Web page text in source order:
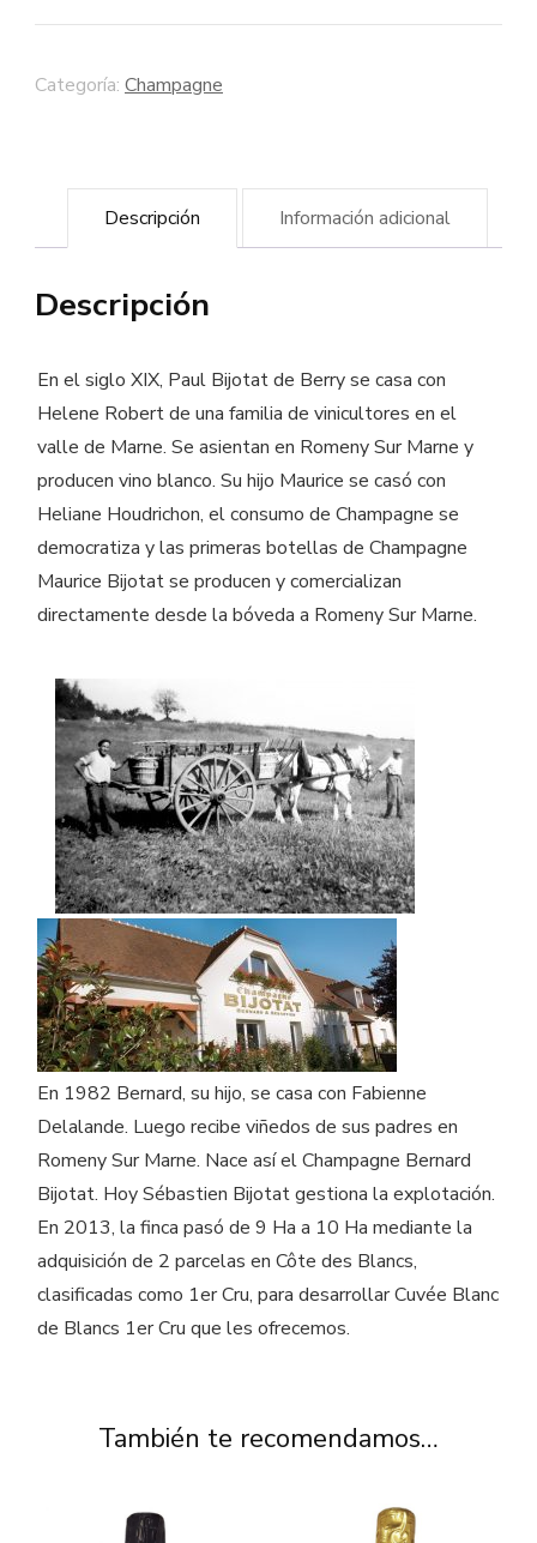
Vintage
cantidad
Categoría: Champagne
Descripción Información adicional
Descripción
En el siglo XIX, Paul Bijotat de Berry se casa con
Helene Robert de una familia de vinicultores en el
valle de Marne. Se asientan en Romeny Sur Marne y
producen vino blanco. Su hijo Maurice se casó con
Heliane Houdrichon, el consumo de Champagne se
democratiza y las primeras botellas de Champagne
Maurice Bijotat se producen y comercializan
directamente desde la bóveda a Romeny Sur Marne.
En 1982 Bernard, su hijo, se casa con Fabienne
Delalande. Luego recibe viñedos de sus padres en
Romeny Sur Marne. Nace así el Champagne Bernard
Bijotat. Hoy Sébastien Bijotat gestiona la explotación.
En 2013, la finca pasó de 9 Ha a 10 Ha mediante la
adquisición de 2 parcelas en Côte des Blancs,
clasificadas como 1er Cru, para desarrollar Cuvée Blanc
de Blancs 1er Cru que les ofrecemos.
También te recomendamos…